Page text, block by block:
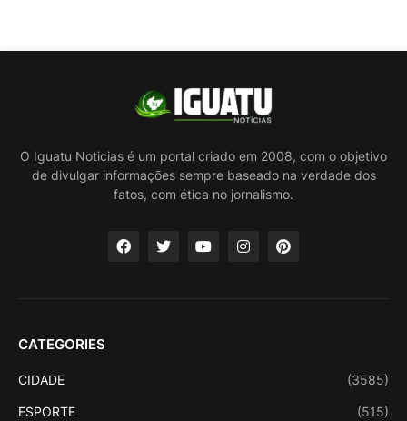
O Iguatu Noticias é um portal criado em 2008, com o objetivo
de divulgar informações sempre baseado na verdade dos
fatos, com ética no jornalismo.
CATEGORIES
CIDADE (3585)
ESPORTE (515)